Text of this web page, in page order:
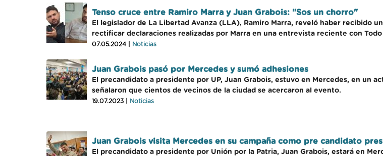
Tenso cruce entre Ramiro Marra y Juan Grabois: "Sos un chorro"
El legislador de La Libertad Avanza (LLA), Ramiro Marra, reveló haber recibido
rectificar declaraciones realizadas por Marra en una entrevista reciente con
07.05.2024 | Noticias
Juan Grabois pasó por Mercedes y sumó adhesiones
El precandidato a presidente por UP, Juan Grabois, estuvo en Mercedes, en un
señalaron que cientos de vecinos de la ciudad se acercaron al evento.
19.07.2023 | Noticias
Juan Grabois visita Mercedes en su campaña como pre candidato
El precandidato a presidente por Unión por la Patria, Juan Grabois, estará en